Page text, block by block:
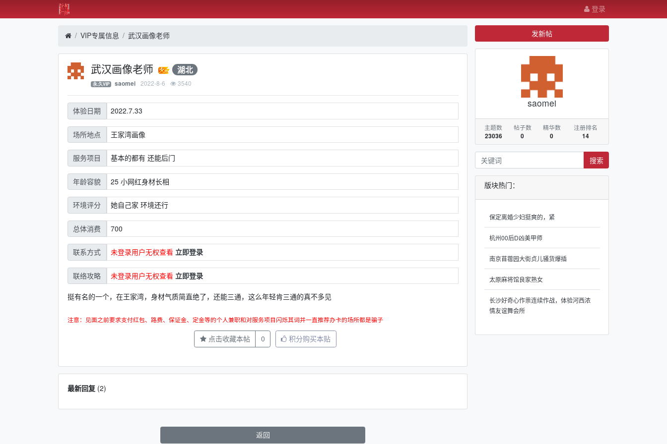
登录
VIP专属信息 武汉画像老师
武汉画像老师 湖北
永.久VIP saomei 2022-8-6 3540
体验日期 2022.7.33
场所地点 王家湾画像
服务项目 基本的都有 还能后门
年龄容貌 25 小网红身材长相
环境评分 她自己家 环境还行
总体消费 700
联系方式 未登录用户无权查看 立即登录
联络攻略 未登录用户无权查看 立即登录
挺有名的一个，在王家湾，身材气质简直绝了，还能三通，这么年轻肯三通的真不多见
注意：见面之前要求支付红包、路费、保证金、定金等的个人兼职和对服务项目闪烁其词并一直推荐办卡的场所都是骗子
点击收藏本帖 0 积分购买本贴
最新回复(2)
返回
发新帖
saomei
主题数
23036
帖子数
0
精华数
0
注册排名
14
搜索
版块热门：
保定离婚少妇挺爽的，紧
杭州00后D凶美甲师
南京苜蓿园大街贞儿骚货爆插
太原麻将馆良家熟女
长沙好奇心作祟连续作战，体验河西浓
情友谊舞会所